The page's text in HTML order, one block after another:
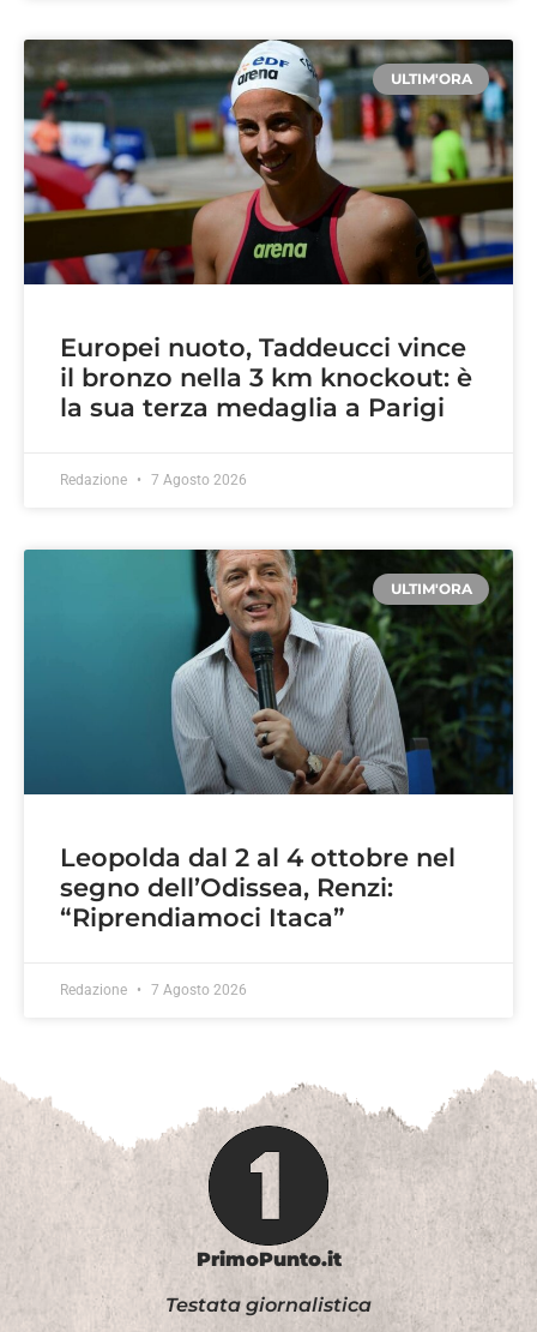
ULTIM'ORA
Europei nuoto, Taddeucci vince
il bronzo nella 3 km knockout: è
la sua terza medaglia a Parigi
Redazione 7 Agosto 2026
ULTIM'ORA
Leopolda dal 2 al 4 ottobre nel
segno dell’Odissea, Renzi:
“Riprendiamoci Itaca”
Redazione 7 Agosto 2026
PrimoPunto.it
Testata giornalistica